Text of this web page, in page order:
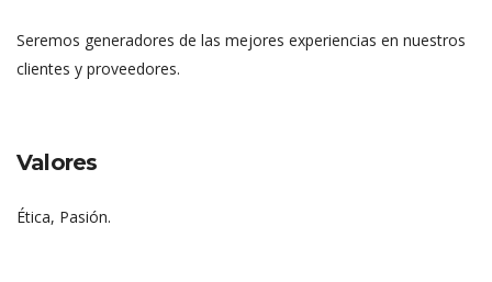
Seremos generadores de las mejores experiencias en nuestros
clientes y proveedores.
Valores
Ética, Pasión.